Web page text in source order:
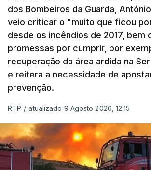
dos Bombeiros da Guarda,
veio criticar o "muito que ficou
desde os incêndios de 2017, bem
promessas por cumprir, por
recuperação da área ardida na
e reitera a necessidade de
prevenção.
RTP / atualizado 9 Agosto 2026, 12:15